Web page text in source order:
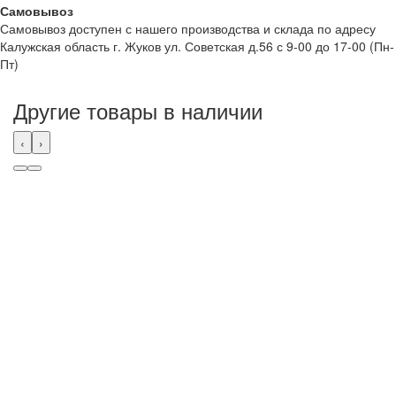
Самовывоз
Самовывоз доступен с нашего производства и склада по адресу
Калужская область г. Жуков ул. Советская д.56 с 9-00 до 17-00 (Пн-
Пт)
Другие товары в наличии
‹ ›